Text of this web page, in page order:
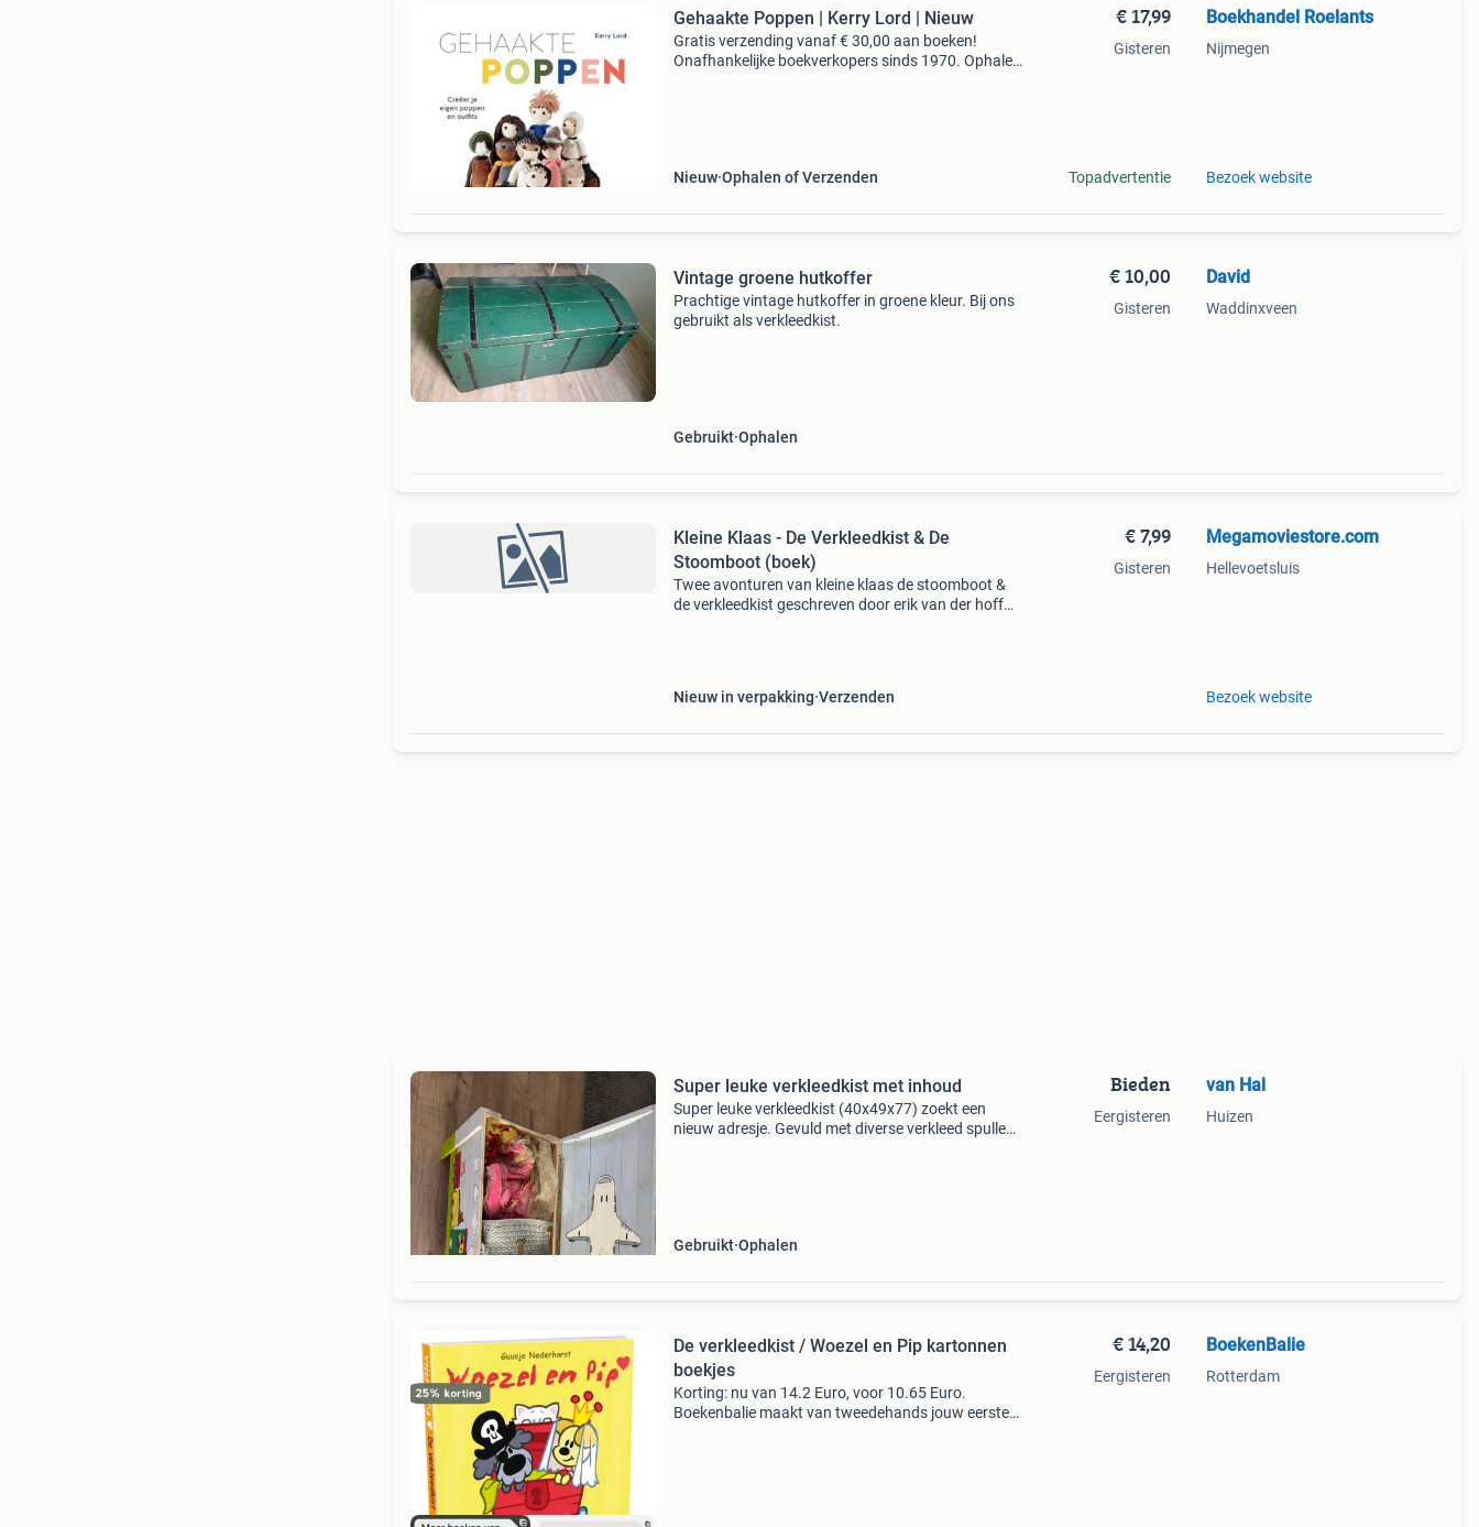
Gehaakte Poppen | Kerry Lord | Nieuw
Gratis verzending vanaf € 30,00 aan boeken!
Onafhankelijke boekverkopers sinds 1970. Ophalen
Nieuw Ophalen of Verzenden
€ 17,99
Gisteren
Topadvertentie
Boekhandel Roelants
Nijmegen
Bezoek website
Vintage groene hutkoffer
Prachtige vintage hutkoffer in groene kleur. Bij ons
gebruikt als verkleedkist.
Gebruikt Ophalen
€ 10,00
Gisteren
David
Waddinxveen
Kleine Klaas - De Verkleedkist & De
Stoomboot (boek)
Twee avonturen van kleine klaas de stoomboot &
de verkleedkist geschreven door erik van der hoff
Nieuw in verpakking Verzenden
€ 7,99
Gisteren
Megamoviestore.com
Hellevoetsluis
Bezoek website
Super leuke verkleedkist met inhoud
Super leuke verkleedkist (40x49x77) zoekt een
nieuw adresje. Gevuld met diverse verkleed spullen
Gebruikt Ophalen
Bieden
Eergisteren
van Hal
Huizen
De verkleedkist / Woezel en Pip kartonnen
boekjes
Korting: nu van 14.2 Euro, voor 10.65 Euro.
Boekenbalie maakt van tweedehands jouw eerste
€ 14,20
Eergisteren
BoekenBalie
Rotterdam